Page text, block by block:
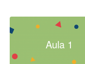
Aula 1